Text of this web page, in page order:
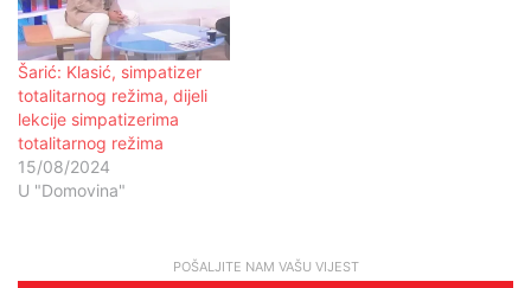
Šarić: Klasić, simpatizer
totalitarnog režima, dijeli
lekcije simpatizerima
totalitarnog režima
15/08/2024
U "Domovina"
POŠALJITE NAM VAŠU VIJEST